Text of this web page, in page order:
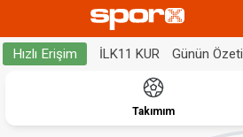
Hızlı Erişim İLK11 KUR Günün Özeti
Takımım